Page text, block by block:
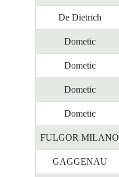
De Dietrich
Dometic
Dometic
Dometic
Dometic
FULGOR MILANO
GAGGENAU